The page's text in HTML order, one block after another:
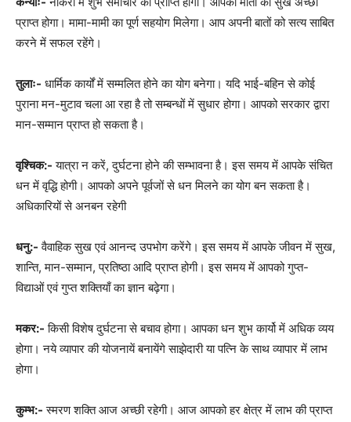
प्राप्त होगा। मामा-मामी का पूर्ण सहयोग मिलेगा। आप अपनी बातों को सत्य साबित
करने में सफल रहेंगे।
तुलाः- धार्मिक कार्यों में सम्मलित होने का योग बनेगा। यदि भाई-बहिन से कोई
पुराना मन-मुटाव चला आ रहा है तो सम्बन्धों में सुधार होगा। आपको सरकार द्वारा
मान-सम्मान प्राप्त हो सकता है।
वृश्चिक:- यात्रा न करें, दुर्घटना होने की सम्भावना है। इस समय में आपके संचित
धन में वृद्धि होगी। आपको अपने पूर्वजों से धन मिलने का योग बन सकता है।
अधिकारियों से अनबन रहेगी
धनु:- वैवाहिक सुख एवं आनन्द उपभोग करेंगे। इस समय में आपके जीवन में सुख,
शान्ति, मान-सम्मान, प्रतिष्ठा आदि प्राप्त होगी। इस समय में आपको गुप्त-
विद्याओं एवं गुप्त शक्तियाँ का ज्ञान बढ़ेगा।
मकर:- किसी विशेष दुर्घटना से बचाव होगा। आपका धन शुभ कार्यो में अधिक व्यय
होगा। नये व्यापार की योजनायें बनायेंगे साझेदारी या पत्नि के साथ व्यापार में लाभ
होगा।
कुम्भ:- स्मरण शक्ति आज अच्छी रहेगी। आज आपको हर क्षेत्र में लाभ की प्राप्त